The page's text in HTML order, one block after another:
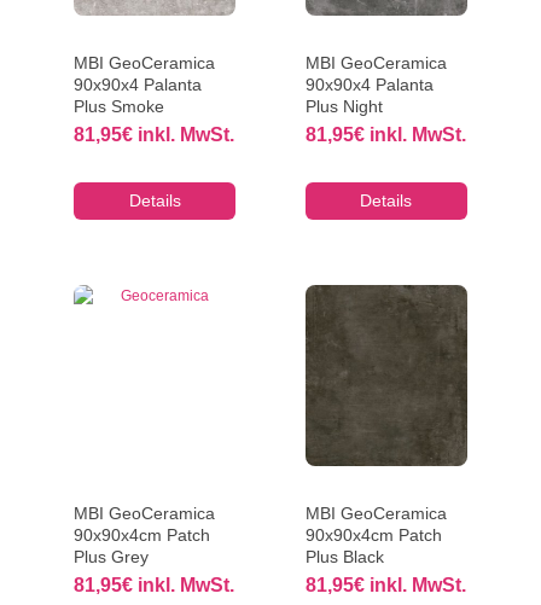
MBI GeoCeramica
90x90x4 Palanta
Plus Smoke
81,95€ inkl. MwSt.
Details
MBI GeoCeramica
90x90x4 Palanta
Plus Night
81,95€ inkl. MwSt.
Details
MBI GeoCeramica
90x90x4cm Patch
Plus Grey
81,95€ inkl. MwSt.
MBI GeoCeramica
90x90x4cm Patch
Plus Black
81,95€ inkl. MwSt.